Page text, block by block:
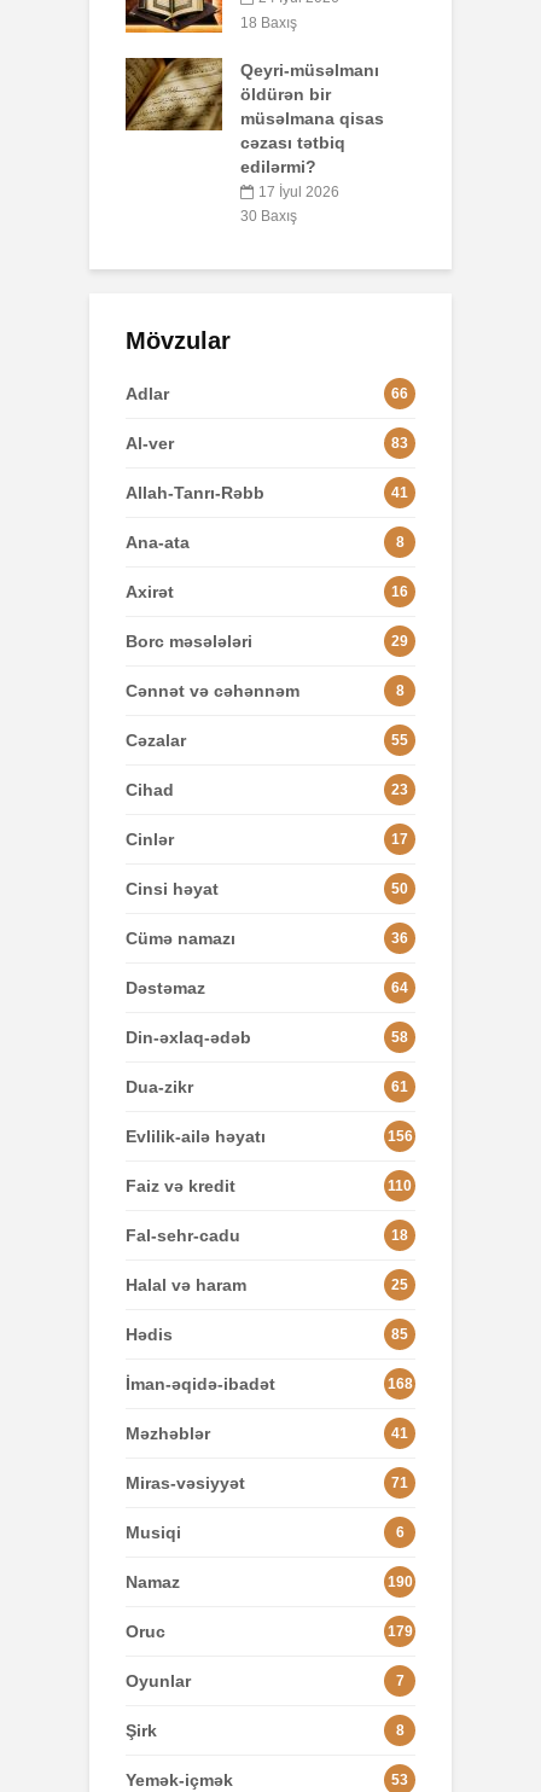
26 İyun 2026
Mövzular
Adlar 66
Al-ver 83
Allah-Tanrı-Rəbb 41
Ana-ata 8
Axirət 16
Borc məsələləri 29
Cənnət və cəhənnəm 8
Cəzalar 55
Cihad 23
Cinlər 17
Cinsi həyat 50
Cümə namazı 36
Dəstəmaz 64
Din-əxlaq-ədəb 58
Dua-zikr 61
Evlilik-ailə həyatı 156
Faiz və kredit 110
Fal-sehr-cadu 18
Halal və haram 25
Hədis 85
İman-əqidə-ibadət 168
Məzhəblər 41
Miras-vəsiyyət 71
Musiqi 6
Namaz 190
Oruc 179
Oyunlar 7
Şirk 8
Yemək-içmək 53